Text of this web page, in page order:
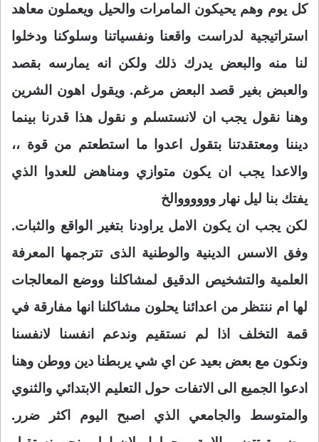
كل يوم وهم يحيكون المامرات والحيل ويعملون معاهد
استراتيجية لدراست واقعنا ونفسياتنا وسلوكنا ودخلوا
لنا منه والبعض يدرك ذلك ولكن انه يمارسه بقصد
والعبض بغير قصد البعض مرغم. ويقول اهون الشرين
وهنا نقول يجب ان لانستسلم و نقول هذا قدرنا بينما
ديننا ومعتقدتنا بتقول اعدوا ما استطعتم من قوة ،،
والاعدا يجب ان يكون متوازي ومناهض للعدوا الذي
يفتك بنا ليل نهار ووووووالخ
لكن يجب ان يكون الامل يراودنا بتغير الواقع والثبات.
وفق الاسس الدينية والوطنية الذى تترجمها المعرفة
العلمية والتشخيص الدقيق لمشاكلنا ووضع المعالجات
لها ام ننتظر من اعدائنا يحلون مشاكلنا انها مفارقة في
قمة التخلف اذا لم نستقيم وندعم انفسنا لانفسنا
ونكون مع بعض بعيد عن اي شي يربطنا دين ووطن وهنا
ادعوا الجميع الى الاتفات حول التعليم الابتدائي والثنوي
والمتوسط والجامعي الذي اصبح اليوم اكثر ضرر.